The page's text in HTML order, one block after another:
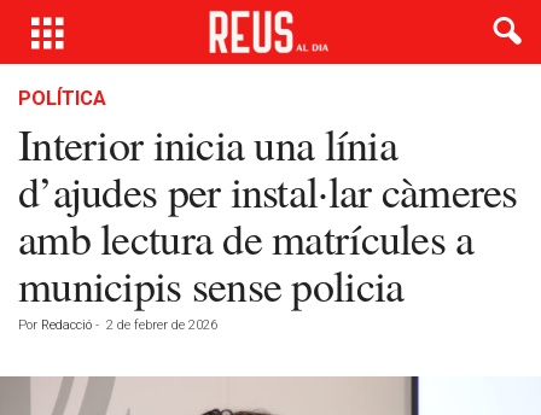
POLÍTICA
Interior inicia una línia
d’ajudes per instal·lar càmeres
amb lectura de matrícules a
municipis sense policia
Por Redacció - 2 de febrer de 2026